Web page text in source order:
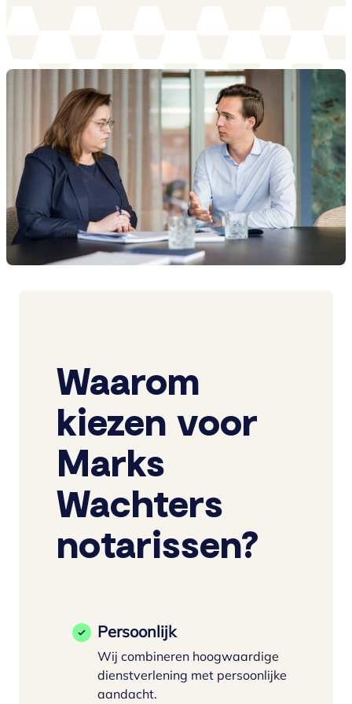
Waarom
kiezen voor
Marks
Wachters
notarissen?
Persoonlijk
Wij combineren hoogwaardige
dienstverlening met persoonlijke
aandacht.